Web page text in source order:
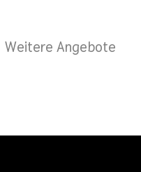
Weitere Angebote